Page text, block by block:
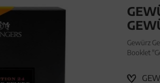
Gewürz
Booklet